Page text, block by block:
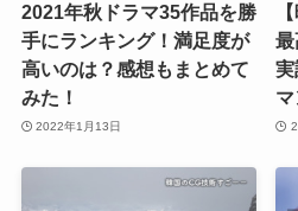
2021年秋ドラマ35作品を勝
手にランキング！満足度が
高いのは？感想もまとめて
みた！
2022年1月13日
実